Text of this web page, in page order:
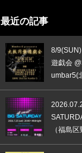
最近の記事
8/
遊戯会
umbar5(
（福島区